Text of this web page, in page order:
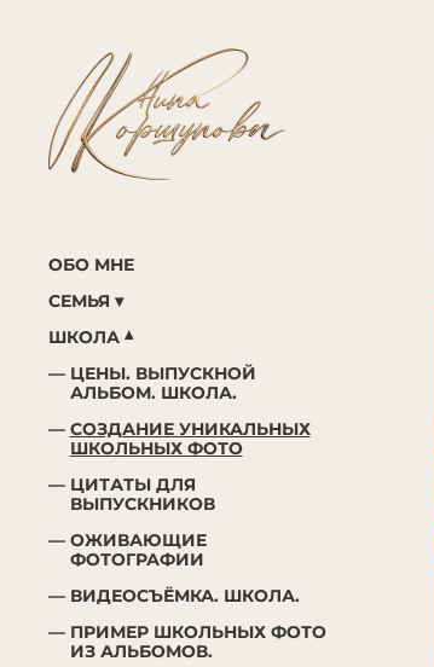
ОБО МНЕ
СЕМЬЯ
ШКОЛА
ЦЕНЫ. ВЫПУСКНОЙ
АЛЬБОМ. ШКОЛА.
СОЗДАНИЕ УНИКАЛЬНЫХ
ШКОЛЬНЫХ ФОТО
ЦИТАТЫ ДЛЯ
ВЫПУСКНИКОВ
ОЖИВАЮЩИЕ
ФОТОГРАФИИ
ВИДЕОСЪЁМКА. ШКОЛА.
ПРИМЕР ШКОЛЬНЫХ ФОТО
ИЗ АЛЬБОМОВ.